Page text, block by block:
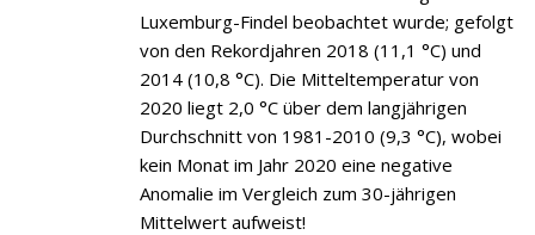
Luxemburg-Findel beobachtet wurde; gefolgt
von den Rekordjahren 2018 (11,1 °C) und
2014 (10,8 °C). Die Mitteltemperatur von
2020 liegt 2,0 °C über dem langjährigen
Durchschnitt von 1981-2010 (9,3 °C), wobei
kein Monat im Jahr 2020 eine negative
Anomalie im Vergleich zum 30-jährigen
Mittelwert aufweist!